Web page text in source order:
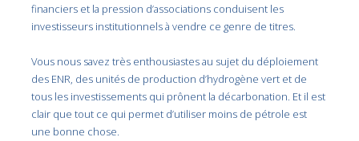
financiers et la pression d’associations conduisent les
investisseurs institutionnels à vendre ce genre de titres.
Vous nous savez très enthousiastes au sujet du déploiement
des ENR, des unités de production d’hydrogène vert et de
tous les investissements qui prônent la décarbonation. Et il est
clair que tout ce qui permet d’utiliser moins de pétrole est
une bonne chose.